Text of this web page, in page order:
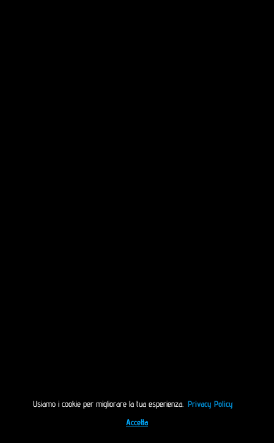
Usiamo i cookie per migliorare la tua esperienza. Privacy Policy
Accetta